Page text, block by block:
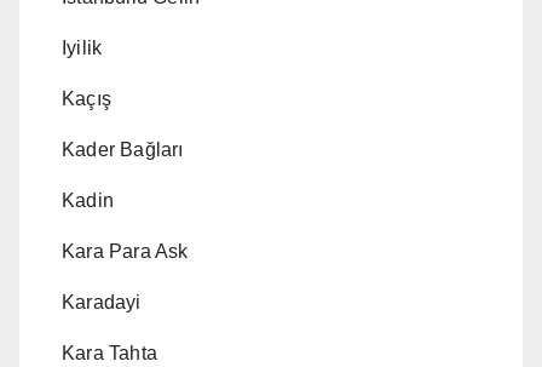
Iyilik
Kaçış
Kader Bağları
Kadin
Kara Para Ask
Karadayi
Kara Tahta